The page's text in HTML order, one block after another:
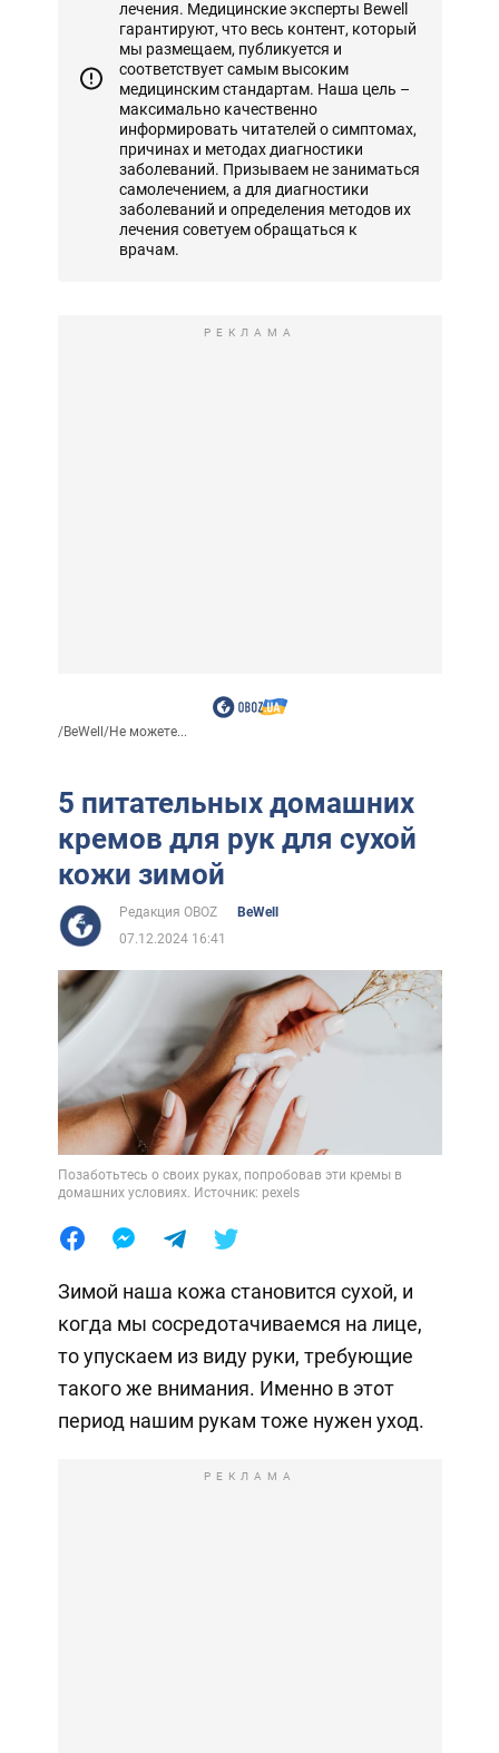
лечения. Медицинские эксперты Bewell
гарантируют, что весь контент, который
мы размещаем, публикуется и
соответствует самым высоким
медицинским стандартам. Наша цель –
максимально качественно
информировать читателей о симптомах,
причинах и методах диагностики
заболеваний. Призываем не заниматься
самолечением, а для диагностики
заболеваний и определения методов их
лечения советуем обращаться к
врачам.
РЕКЛАМА
/BeWell/Не можете...
5 питательных домашних
кремов для рук для сухой
кожи зимой
Редакция OBOZ
BeWell
07.12.2024 16:41
Позаботьтесь о своих руках, попробовав эти кремы в
домашних условиях. Источник: pexels
Зимой наша кожа становится сухой, и
когда мы сосредотачиваемся на лице,
то упускаем из виду руки, требующие
такого же внимания. Именно в этот
период нашим рукам тоже нужен уход.
РЕКЛАМА